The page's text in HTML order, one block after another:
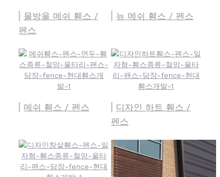
물방울 메쉬 휀스 /
펜스
뉴 메쉬 휀스 / 펜스
메쉬 휀스 / 펜스
디자인 하트 휀스 /
펜스